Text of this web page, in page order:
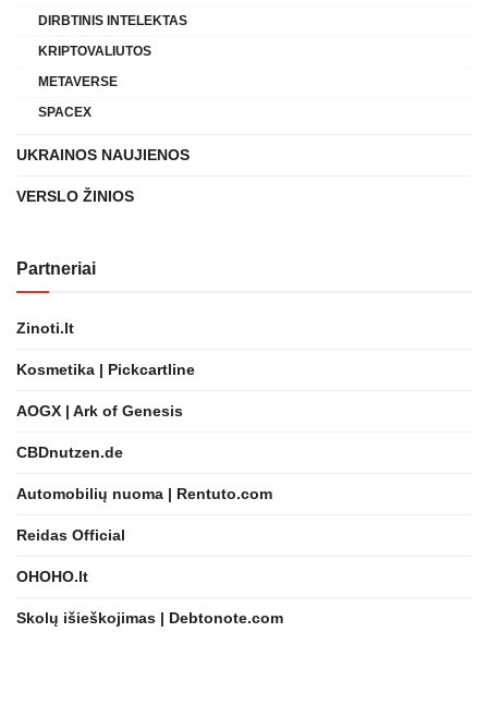
DIRBTINIS INTELEKTAS
KRIPTOVALIUTOS
METAVERSE
SPACEX
UKRAINOS NAUJIENOS
VERSLO ŽINIOS
Partneriai
Zinoti.lt
Kosmetika | Pickcartline
AOGX | Ark of Genesis
CBDnutzen.de
Automobilių nuoma | Rentuto.com
Reidas Official
OHOHO.lt
Skolų išieškojimas | Debtonote.com